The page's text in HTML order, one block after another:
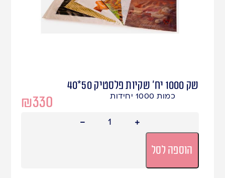
שק 1000 יח' שקיות פלסטיק 50*40
₪330 כמות 1000 יחידות
הוספה לסל